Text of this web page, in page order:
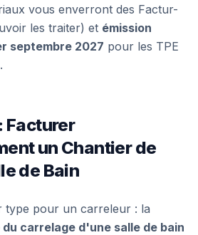
vous enverront des Factur-
les traiter) et émission
septembre 2027 pour les TPE
Facturer
un Chantier de
de Bain
type pour un carreleur : la
carrelage d'une salle de bain